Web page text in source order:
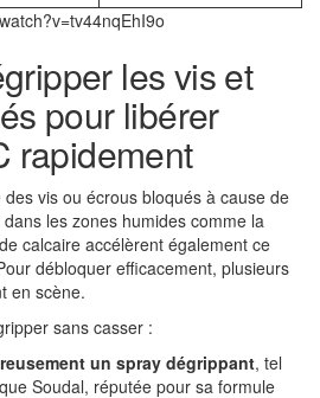
les vis et
pour libérer
rapidement
vis ou écrous bloqués à cause de
les zones humides comme la
calcaire accélèrent également ce
débloquer efficacement, plusieurs
en scène.
sans casser :
un spray dégrippant, tel
Soudal, réputée pour sa formule